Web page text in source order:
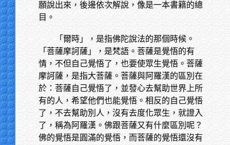
願說出來，後邊依次解說，像是一本書籍的總
目。
「爾時」，是指佛陀說法的那個時候。
「菩薩摩訶薩」，是梵語。菩薩是覺悟的有
情，不但自己覺悟了，也要使眾生覺悟。菩薩
摩訶薩，是指大菩薩。菩薩與阿羅漢的區別在
於：菩薩自己覺悟了，並發心去幫助世界上所
有的人，希望他們也能覺悟。相反的自己覺悟
了，不去幫助別人，沒有去度化眾生，就證入
了，稱為阿羅漢。佛跟菩薩又有什麼區別呢？
佛的覺悟是圓滿的覺悟，而菩薩的覺悟還沒有